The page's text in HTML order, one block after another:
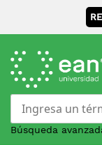
Búsqueda